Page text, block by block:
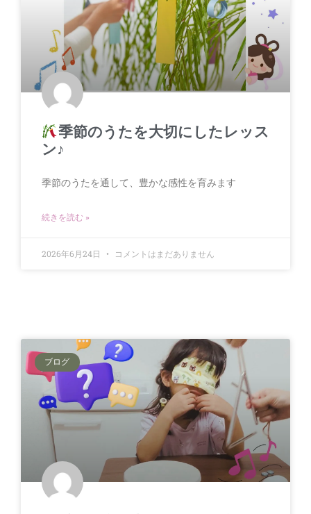
季節のうたを大切にしたレッス
ン♪
季節のうたを通して、豊かな感性を育みます
続きを読む »
2026年6月24日 コメントはまだありません
ブログ